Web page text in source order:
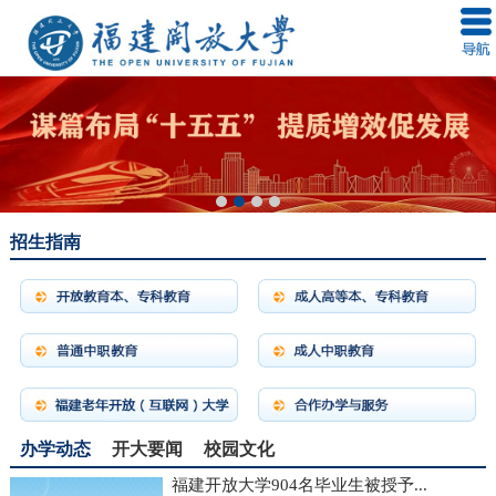
招生指南
办学动态 开大要闻 校园文化
福建开放大学904名毕业生被授予...